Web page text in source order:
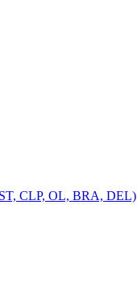
CLP, OL, BRA, DEL)